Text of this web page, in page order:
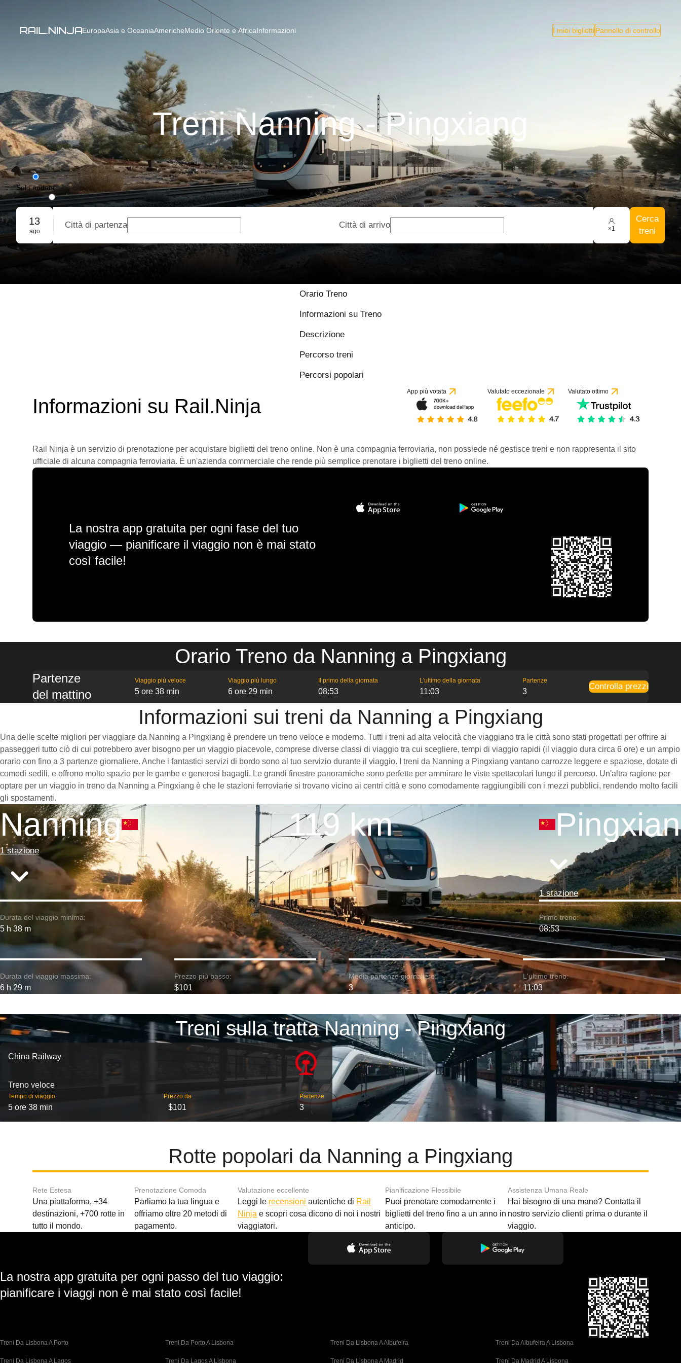
EuropaAsia e OceaniaAmericheMedio Oriente e AfricaInformazioni I miei bigliettiPannello di controllo
Treni Nanning - Pingxiang
Solo andata
Andata e ritorno
Prenotazione di gruppo
13
ago
Città di partenza Città di arrivo ×1
Cerca
treni
Orario Treno
Informazioni su Treno
Descrizione
Percorso treni
Percorsi popolari
Informazioni su Rail.Ninja
App più votata Valutato eccezionale Valutato ottimo
Rail Ninja è un servizio di prenotazione per acquistare biglietti del treno online. Non è una compagnia ferroviaria, non possiede né gestisce treni e non rappresenta il sito
ufficiale di alcuna compagnia ferroviaria. È un'azienda commerciale che rende più semplice prenotare i biglietti del treno online.
La nostra app gratuita per ogni fase del tuo
viaggio — pianificare il viaggio non è mai stato
così facile!
Orario Treno da Nanning a Pingxiang
Partenze
del mattino
Viaggio più veloce
5 ore 38 min
Viaggio più lungo
6 ore 29 min
Il primo della giornata
08:53
L'ultimo della giornata
11:03
Partenze
3
Controlla prezzi
Informazioni sui treni da Nanning a Pingxiang
Una delle scelte migliori per viaggiare da Nanning a Pingxiang è prendere un treno veloce e moderno. Tutti i treni ad alta velocità che viaggiano tra le città sono stati progettati per offrire ai
passeggeri tutto ciò di cui potrebbero aver bisogno per un viaggio piacevole, comprese diverse classi di viaggio tra cui scegliere, tempi di viaggio rapidi (il viaggio dura circa 6 ore) e un ampio
orario con fino a 3 partenze giornaliere. Anche i fantastici servizi di bordo sono al tuo servizio durante il viaggio. I treni da Nanning a Pingxiang vantano carrozze leggere e spaziose, dotate di
comodi sedili, e offrono molto spazio per le gambe e generosi bagagli. Le grandi finestre panoramiche sono perfette per ammirare le viste spettacolari lungo il percorso. Un'altra ragione per
optare per un viaggio in treno da Nanning a Pingxiang è che le stazioni ferroviarie si trovano vicino ai centri città e sono comodamente raggiungibili con i mezzi pubblici, rendendo molto facili
gli spostamenti.
Nanning
1 stazione
119 km
1 stazione
Durata del viaggio minima:
5 h 38 m
Primo treno:
08:53
Durata del viaggio massima:
6 h 29 m
Prezzo più basso:
$101
Media partenze giornaliere:
3
L'ultimo treno:
11:03
Treni sulla tratta Nanning - Pingxiang
China Railway
Treno veloce
Tempo di viaggio
5 ore 38 min
Prezzo da
$101
Partenze
3
Rotte popolari da Nanning a Pingxiang
Rete Estesa
Una piattaforma, +34
destinazioni, +700 rotte in
tutto il mondo.
Prenotazione Comoda
Parliamo la tua lingua e
offriamo oltre 20 metodi di
pagamento.
Valutazione eccellente
Leggi le recensioni autentiche di Rail
Ninja e scopri cosa dicono di noi i nostri
viaggiatori.
Pianificazione Flessibile
Puoi prenotare comodamente i
biglietti del treno fino a un anno in
anticipo.
Assistenza Umana Reale
Hai bisogno di una mano? Contatta il
nostro servizio clienti prima o durante il
viaggio.
La nostra app gratuita per ogni passo del tuo viaggio:
pianificare i viaggi non è mai stato così facile!
Treni Da Lisbona A Porto Treni Da Porto A Lisbona Treni Da Lisbona A Albufeira Treni Da Albufeira A Lisbona
Treni Da Lisbona A Lagos Treni Da Lagos A Lisbona Treni Da Lisbona A Madrid Treni Da Madrid A Lisbona